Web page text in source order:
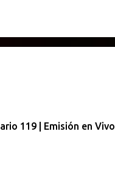
119 | Emisión en Vivo